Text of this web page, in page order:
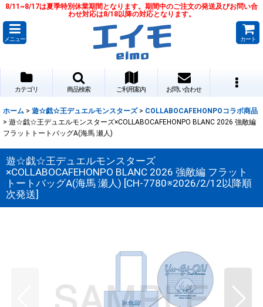
8/11~8/17は夏季特別休業期間となります。期間中のご注文の発送及びお問い合
わせ対応は8/18以降の対応となります。
メニュー カート
カテゴリ 商品検索 ご利用案内 お問い合わせ
ホーム > 遊☆戯☆王デュエルモンスターズ > COLLABOCAFEHONPOコラボ商品
> 遊☆戯☆王デュエルモンスターズ×COLLABOCAFEHONPO BLANC 2026 強敵編
フラットトートバッグA(海馬 瀬人)
遊☆戯☆王デュエルモンスターズ
×COLLABOCAFEHONPO BLANC 2026 強敵編 フラット
トートバッグA(海馬 瀬人) [CH-7780※2026/2/12以降順
次発送]